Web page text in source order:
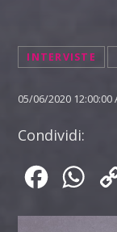
INTERVISTE
05/06/2020
Condividi:
Facebook